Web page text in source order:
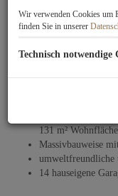
Besuchen Sie
unter
PROJEKTDATEN:
34
großzügige
durchdachte
131 m²
Massivbauweise
umweltfreundliche
14 hauseigene
Wir verwenden Cookies um
finden Sie in unserer
Technisch notwendige